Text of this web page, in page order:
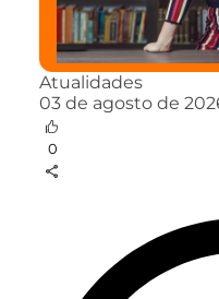
Atualidades
03 de agosto de
0